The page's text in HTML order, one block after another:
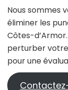
Nous sommes
éliminer les
Côtes-
perturber votre
pour une